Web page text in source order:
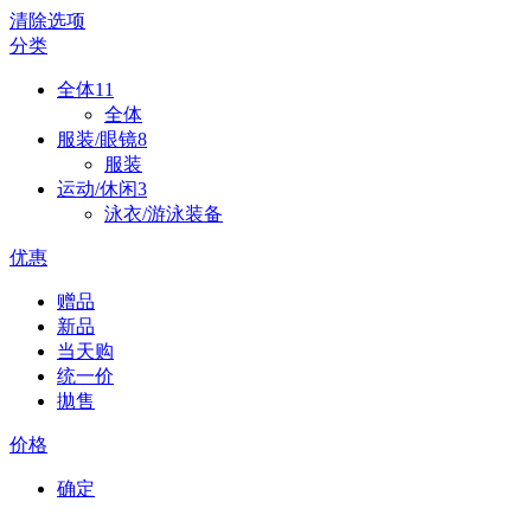
清除选项
分类
全体11
全体
服装/眼镜8
服装
运动/休闲3
泳衣/游泳装备
优惠
赠品
新品
当天购
统一价
拋售
价格
确定